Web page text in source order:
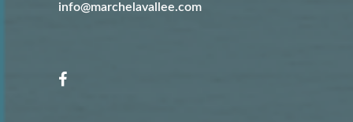
info@marchelavallee.com